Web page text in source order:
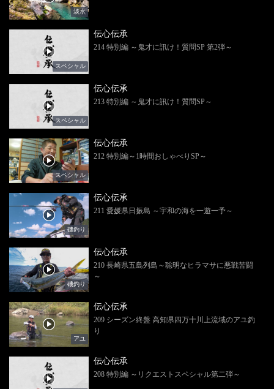
淡水
スペシャル
伝心伝承
214 特別編 ～鬼才に訊け！質問SP 第2弾～
スペシャル
伝心伝承
213 特別編 ～鬼才に訊け！質問SP～
スペシャル
伝心伝承
212 特別編～1時間おしゃべりSP～
磯釣り
伝心伝承
211 愛媛県日振島 ～宇和の海を一遊一予～
磯釣り
伝心伝承
210 長崎県五島列島～聡明なヒラマサに悪戦苦闘
～
アユ
伝心伝承
209 シーズン終盤 高知県四万十川上流域のアユ釣
り
伝心伝承
208 特別編 ～リクエストスペシャル第二弾～